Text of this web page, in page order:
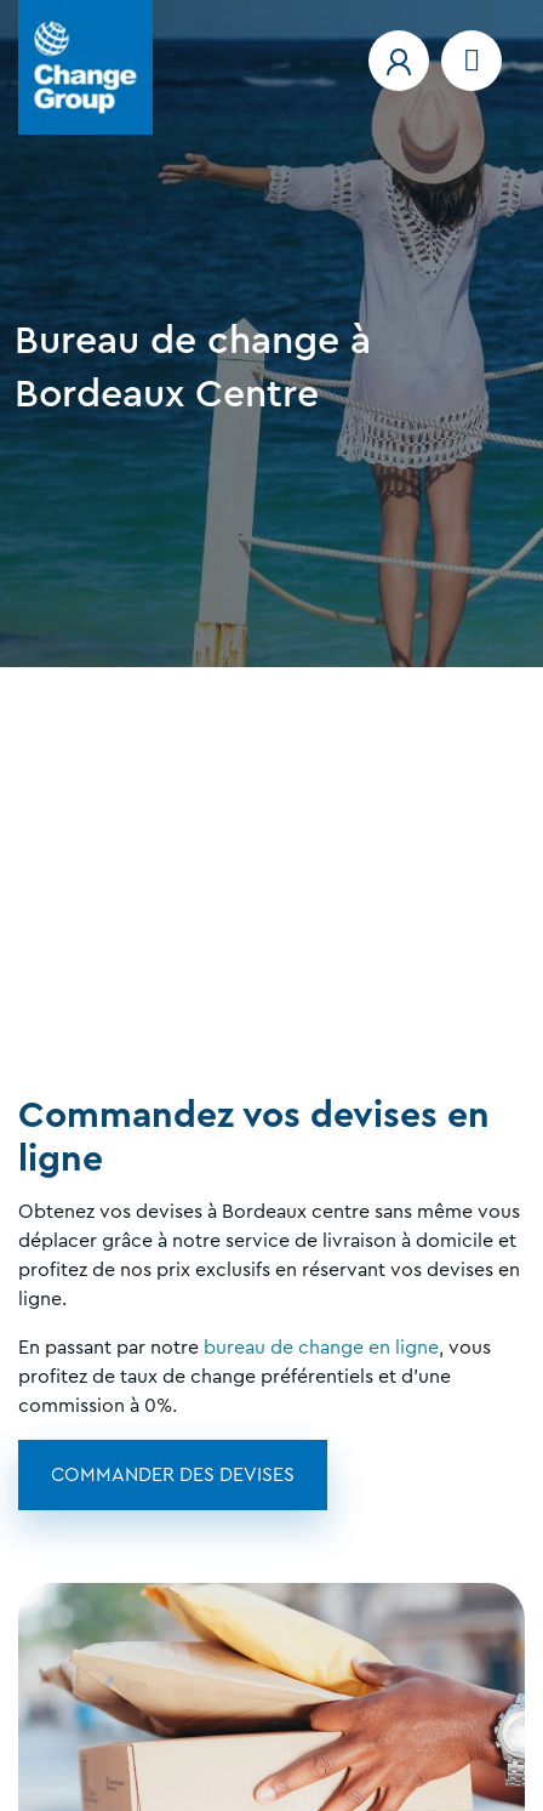
Bureau de change à
Bordeaux Centre
Commandez vos devises en
ligne
Obtenez vos devises à Bordeaux centre sans même vous
déplacer grâce à notre service de livraison à domicile et
profitez de nos prix exclusifs en réservant vos devises en
ligne.
En passant par notre bureau de change en ligne, vous
profitez de taux de change préférentiels et d'une
commission à 0%.
COMMANDER DES DEVISES